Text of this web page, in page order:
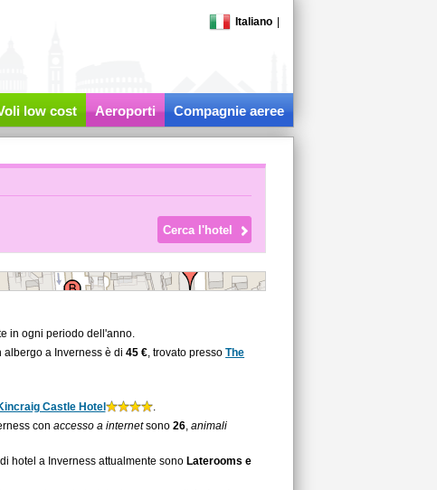
Italiano
low cost Aeroporti Compagnie aeree
in ogni periodo dell'anno.
albergo a Inverness è di45 €, trovato pressoThe
Castle Hotel
.
con accesso a internetsono 26, animali
hotel a Inverness attualmente sono Laterooms e